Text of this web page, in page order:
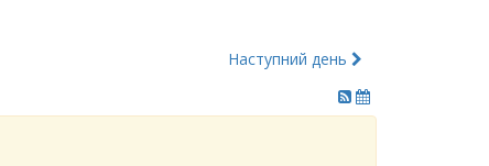
Наступний день